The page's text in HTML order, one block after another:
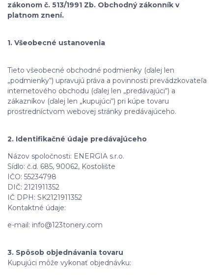
zákonom č. 513/1991 Zb. Obchodný zákonník v
platnom znení.
1. Všeobecné ustanovenia
Tieto všeobecné obchodné podmienky (ďalej len
„podmienky“) upravujú práva a povinnosti prevádzkovateľa
internetového obchodu (ďalej len „predávajúci“) a
zákazníkov (ďalej len „kupujúci“) pri kúpe tovaru
prostredníctvom webovej stránky predávajúceho.
2. Identifikačné údaje predávajúceho
Názov spoločnosti: ENERGIA s.r.o.
Sídlo: č.d. 685, 90062, Kostolište
IČO: 55234798
DIČ: 2121911352
IČ DPH: SK2121911352
Kontaktné údaje:
e-mail: info@123tonery.com
3. Spôsob objednávania tovaru
Kupujúci môže vykonať objednávku: